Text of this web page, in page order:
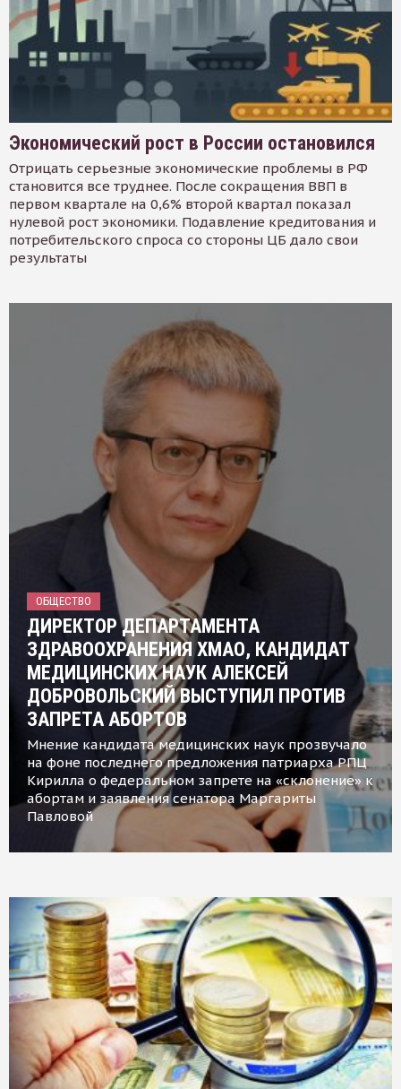
Экономический рост в России остановился
Отрицать серьезные экономические проблемы в РФ
становится все труднее. После сокращения ВВП в
первом квартале на 0,6% второй квартал показал
нулевой рост экономики. Подавление кредитования и
потребительского спроса со стороны ЦБ дало свои
результаты
ОБЩЕСТВО
ДИРЕКТОР ДЕПАРТАМЕНТА
ЗДРАВООХРАНЕНИЯ ХМАО, КАНДИДАТ
МЕДИЦИНСКИХ НАУК АЛЕКСЕЙ
ДОБРОВОЛЬСКИЙ ВЫСТУПИЛ ПРОТИВ
ЗАПРЕТА АБОРТОВ
Мнение кандидата медицинских наук прозвучало
на фоне последнего предложения патриарха РПЦ
Кирилла о федеральном запрете на «склонение» к
абортам и заявления сенатора Маргариты
Павловой